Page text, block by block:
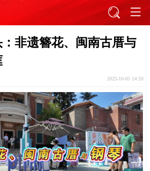
非遗簪花、闽南古厝与
2025-10-05 14:59